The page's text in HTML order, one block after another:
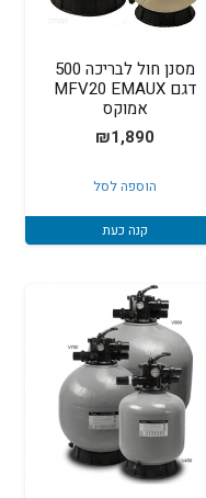
מסנן חול לבריכה 500
דגם MFV20 EMAUX
אמוקס
₪1,890
הוספה לסל
קנה כעת